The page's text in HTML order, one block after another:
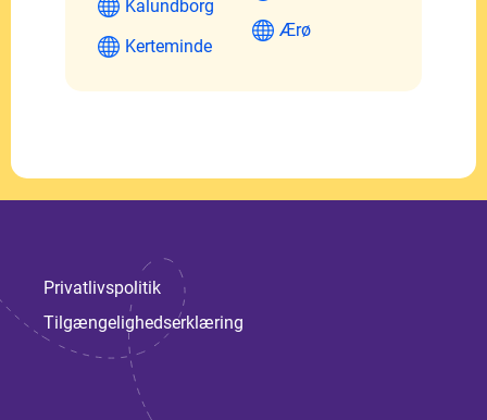
Kalundborg
Kerteminde
Ærø
Privatlivspolitik
Tilgængelighedserklæring